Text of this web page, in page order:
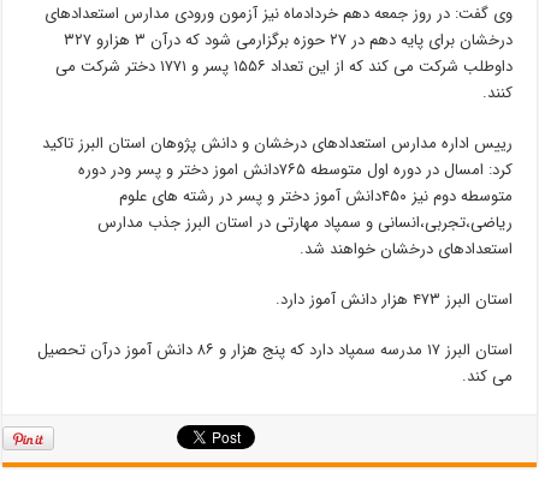
وی گفت: در روز جمعه دهم خردادماه نیز آزمون ورودی مدارس استعدادهای
درخشان برای پایه دهم در ۲۷ حوزه برگزارمی شود که درآن ۳ هزارو ۳۲۷
داوطلب شرکت می کند که از این تعداد ۱۵۵۶ پسر و ۱۷۷۱ دختر شرکت می
کنند.
رییس اداره مدارس استعدادهای درخشان و دانش پژوهان استان البرز تاکید
کرد: امسال در دوره اول متوسطه ۷۶۵دانش اموز دختر و پسر ودر دوره
متوسطه دوم نیز ۴۵۰دانش آموز دختر و پسر در رشته های علوم
ریاضی،تجربی،انسانی و سمپاد مهارتی در استان البرز جذب مدارس
استعدادهای درخشان خواهند شد.
استان البرز ۴۷۳ هزار دانش آموز دارد.
استان البرز ۱۷ مدرسه سمپاد دارد که پنج هزار و ۸۶ دانش آموز درآن تحصیل
می کند.